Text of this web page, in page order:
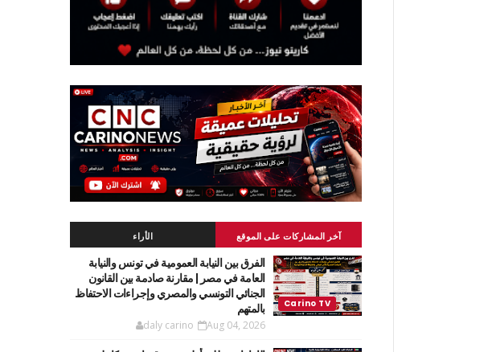
آخر المشاركات على الموقع الأراء
الفرق بين النيابة العمومية في تونس والنيابة
العامة في مصر | مقارنة صادمة بين القانون
الجنائي التونسي والمصري وإجراءات الاحتفاظ
بالمتهم
daly carino Aug 04, 2026